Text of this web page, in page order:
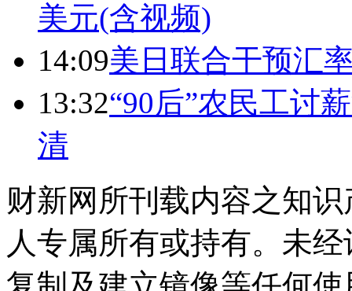
美元(含视频)
14:09美日联合干预汇
13:32“90后”农民工讨
清
财新网所刊载内容之知
人专属所有或持有。未